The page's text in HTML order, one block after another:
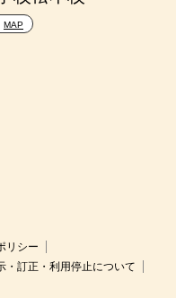
MAP
リシー
・訂正・利用停止について